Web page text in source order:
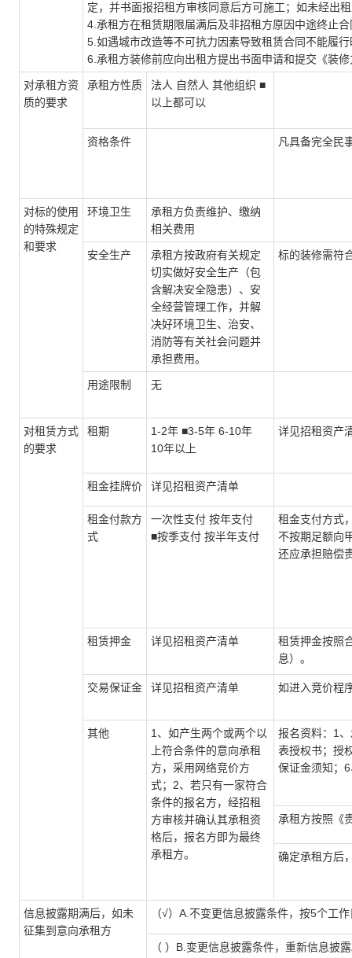
定，并书面报招租方审核同意后方可施工；如未经出
4.承租方在租赁期限届满后及非招租方原因中途终止
5.如遇城市改造等不可抗力因素导致租赁合同不能履
6.承租方装修前应向出租方提出书面申请和提交《装
对承租方资
质的要求
承租方性质
法人 自然人 其他组织 ■
以上都可以
资格条件 凡具备完全民
对标的使用
的特殊规定
和要求
环境卫生
承租方负责维护、缴纳
相关费用
安全生产
承租方按政府有关规定
切实做好安全生产（包
含解决安全隐患）、安
全经营管理工作，并解
决好环境卫生、治安、
消防等有关社会问题并
承担费用。
标的装修需符
用途限制 无
对租赁方式
的要求
租期
1-2年 ■3-5年 6-10年
10年以上
详见招租资产
租金挂牌价 详见招租资产清单
租金付款方
式
一次性支付 按年支付
■按季支付 按半年支付
租金支付方式
不按期足额向
还应承担赔偿
租赁押金 详见招租资产清单
租赁押金按照
息）。
交易保证金 详见招租资产清单 如进入竞价程
其他
1、如产生两个或两个以
上符合条件的意向承租
方，采用网络竞价方
式；2、若只有一家符合
条件的报名方，经招租
方审核并确认其承租资
格后，报名方即为最终
承租方。
报名资料：1
表授权书；授
保证金须知；
承租方按照《
确定承租方后
信息披露期满后，如未
征集到意向承租方
（√）A.不变更信息披露条件，按5个工
（ ）B.变更信息披露条件，重新信息披